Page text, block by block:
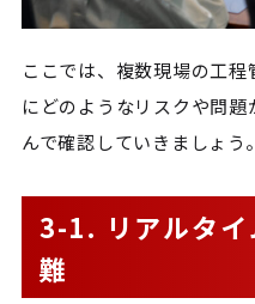
ここでは、複数現場の工
にどのようなリスクや問
んで確認していきましょう。
3-1. リアルタイ
難